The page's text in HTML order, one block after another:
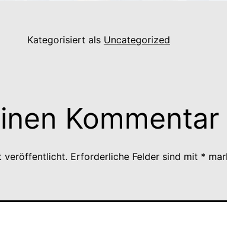
Kategorisiert als Uncategorized
Kommentar
veröffentlicht. Erforderliche Felder sind mit *